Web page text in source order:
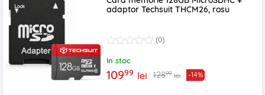
adaptor Techsuit THCM26, rosu
(0)
In stoc
10999 lei 12899 lei -14%